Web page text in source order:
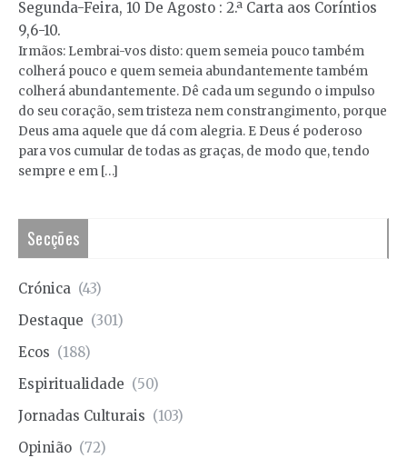
Segunda-Feira, 10 De Agosto : 2.ª Carta aos Coríntios
9,6-10.
Irmãos: Lembrai-vos disto: quem semeia pouco também
colherá pouco e quem semeia abundantemente também
colherá abundantemente. Dê cada um segundo o impulso
do seu coração, sem tristeza nem constrangimento, porque
Deus ama aquele que dá com alegria. E Deus é poderoso
para vos cumular de todas as graças, de modo que, tendo
sempre e em […]
Secções
Crónica (43)
Destaque (301)
Ecos (188)
Espiritualidade (50)
Jornadas Culturais (103)
Opinião (72)